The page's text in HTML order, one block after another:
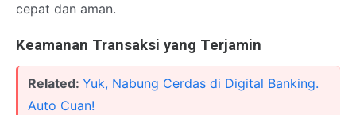
cepat dan aman.
Keamanan Transaksi yang Terjamin
Related: Yuk, Nabung Cerdas di Digital Banking.
Auto Cuan!